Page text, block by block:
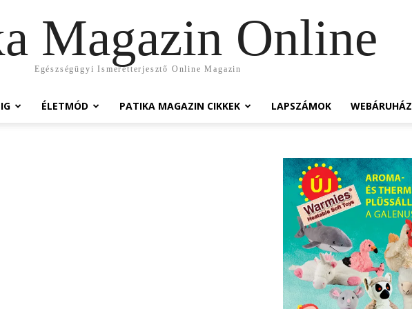
Magazin Online
Egészségügyi Ismeretterjesztő Online Magazin
ÉLETMÓD PATIKA MAGAZIN CIKKEK LAPSZÁMOK WEBÁRUHÁZ